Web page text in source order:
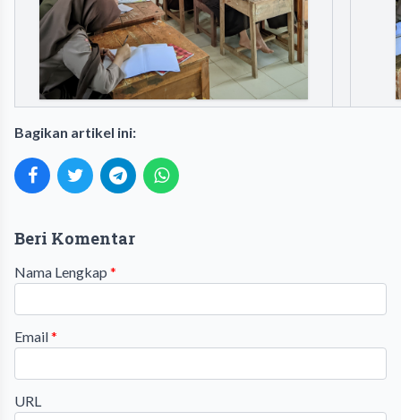
Bagikan artikel ini:
Beri Komentar
Nama Lengkap *
Email*
URL